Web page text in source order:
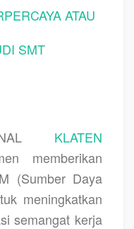
ATAU
SMT
KLATEN
memberikan
(Sumber Daya
meningkatkan
semangat kerja